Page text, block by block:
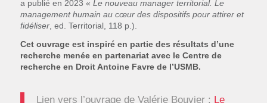
a publié en 2023 « Le nouveau manager territorial. Le
management humain au cœur des dispositifs pour attirer et
fidéliser, ed. Territorial, 118 p.).
Cet ouvrage est inspiré en partie des résultats d’une
recherche menée en partenariat avec le Centre de
recherche en Droit Antoine Favre de l’USMB.
Lien vers l’ouvrage de Valérie Bouvier : Le